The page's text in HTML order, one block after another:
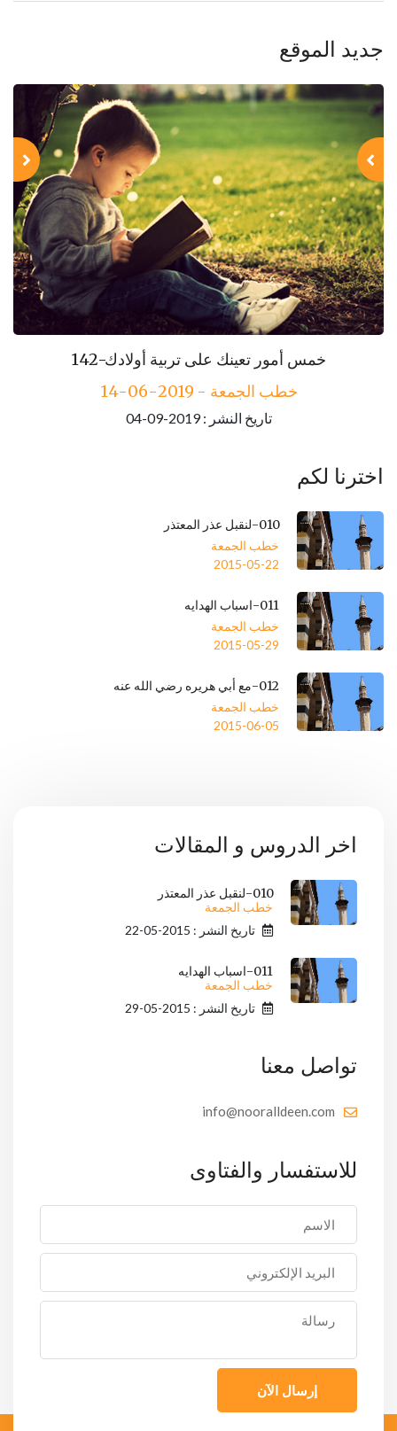
جديد الموقع
142-خمس أمور تعينك على تربية أولادك
خطب الجمعة - 2019-06-14
تاريخ النشر : 2019-09-04
اخترنا لكم
010-لنقبل عذر المعتذر
خطب الجمعة
2015-05-22
011-اسباب الهدايه
خطب الجمعة
2015-05-29
012-مع أبي هريره رضي الله عنه
خطب الجمعة
2015-06-05
اخر الدروس و المقالات
010-لنقبل عذر المعتذر
خطب الجمعة
تاريخ النشر : 2015-05-22
011-اسباب الهدايه
خطب الجمعة
تاريخ النشر : 2015-05-29
تواصل معنا
info@nooralldeen.com
للاستفسار والفتاوى
إرسال الآن